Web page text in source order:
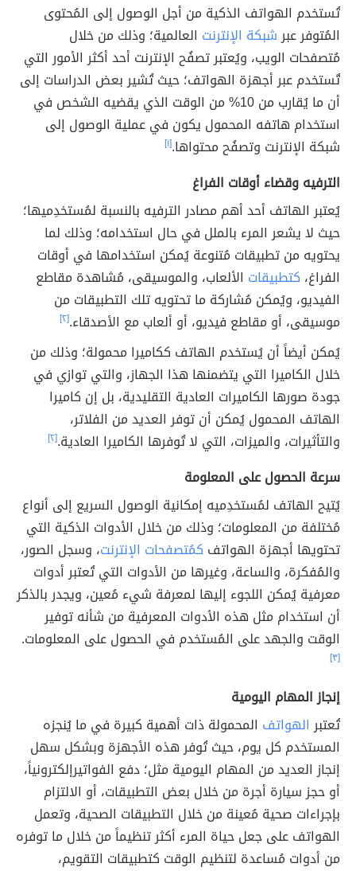
تُستخدم الهواتف الذكية من أجل الوصول إلى المُحتوى
المُتوفر عبرشبكة الإنترنت العالمية؛ وذلك من خلال
مُتصفحات الويب، ويُعتبر تصفُح الإنترنت أحد أكثر الأمور التي
تٌستخدم عبر أجهزة الهواتف؛ حيث تُشير بعض الدراسات إلى
أن ما يُقارب من 10% من الوقت الذي يقضيه الشخص في
استخدام هاتفه المحمول يكون في عملية الوصول إلى
شبكة الإنترنت وتصفُح محتواها.[١]
الترفيه وقضاء أوقات الفراغ
يُعتبر الهاتف أحد أهم مصادر الترفيه بالنسبة لمُستخدِميها؛
حيث لا يشعر المرء بالملل في حال استخدامه؛ وذلك لما
يحتويه من تطبيقات مُتنوعة يُمكن استخدامها في أوقات
الفراغ، كتطبيقات الألعاب، والموسيقى، مُشاهدة مقاطع
الفيديو، ويُمكن مُشاركة ما تحتويه تلك التطبيقات من
موسيقى، أو مقاطع فيديو، أو ألعاب مع الأصدقاء.[٢]
يُمكن أيضاً أن يُستخدم الهاتف ككاميرا محمولة؛ وذلك من
خلال الكاميرا التي يتضمنها هذا الجهاز، والتي توازي في
جودة صورها الكاميرات العادية التقليدية، بل إن كاميرا
الهاتف المحمول يُمكن أن توفر العديد من الفلاتر،
والتأثيرات، والميزات، التي لا تُوفرها الكاميرا العادية.[٢]
سرعة الحصول على المعلومة
يُتيح الهاتف لمُستخدِميه إمكانية الوصول السريع إلى أنواع
مُختلفة من المعلومات؛ وذلك من خلال الأدوات الذكية التي
تحتويها أجهزة الهواتف كمُتصفحات الإنترنت، وسجل الصور،
والمُفكرة، والساعة، وغيرها من الأدوات التي تُعتبر أدوات
معرفية يُمكن اللجوء إليها لمعرفة شيء مُعين، ويجدر بالذكر
أن استخدام مثل هذه الأدوات المعرفية من شأنه توفير
الوقت والجهد على المُستخدم في الحصول على المعلومات.
[٣]
إنجاز المهام اليومية
تُعتبرالهواتف المحمولة ذات أهمية كبيرة في ما يُنجزه
المستخدم كل يوم، حيث تُوفر هذه الأجهزة وبشكل سهل
إنجاز العديد من المهام اليومية مثل؛ دفع الفواتيرإلكترونياً،
أو حجز سيارة أجرة من خلال بعض التطبيقات، أو الالتزام
بإجراءات صحية مُعينة من خلال التطبيقات الصحية، وتعمل
الهواتف على جعل حياة المرء أكثر تنظيماً من خلال ما توفره
من أدوات مُساعدة لتنظيم الوقت كتطبيقات التقويم،